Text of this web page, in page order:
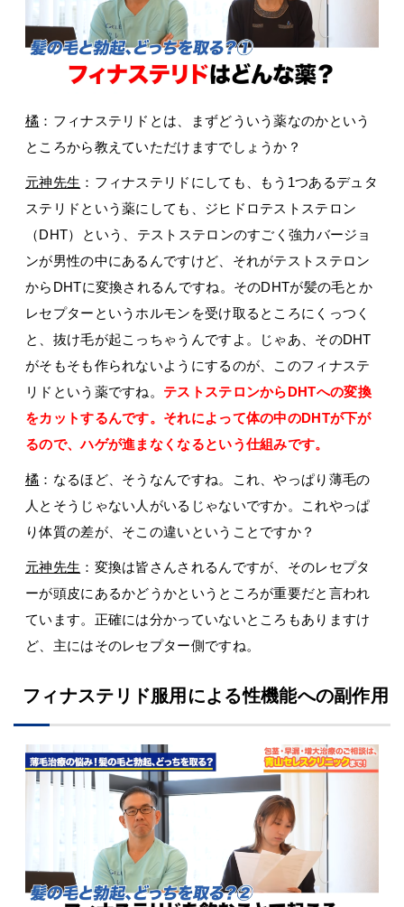
橘 ：フィナステリドとは、まずどういう薬なのかという
ところから教えていただけますでしょうか？
元神先生 ：フィナステリドにしても、もう1つあるデュタ
ステリドという薬にしても、ジヒドロテストステロン
（DHT）という、テストステロンのすごく強力バージョ
ンが男性の中にあるんですけど、それがテストステロン
からDHTに変換されるんですね。そのDHTが髪の毛とか
レセプターというホルモンを受け取るところにくっつく
と、抜け毛が起こっちゃうんですよ。じゃあ、そのDHT
がそもそも作られないようにするのが、このフィナステ
リドという薬ですね。 テストステロンからDHTへの変換
をカットするんです。それによって体の中のDHTが下が
るので、ハゲが進まなくなるという仕組みです。
橘 ：なるほど、そうなんですね。これ、やっぱり薄毛の
人とそうじゃない人がいるじゃないですか。これやっぱ
り体質の差が、そこの違いということですか？
元神先生 ：変換は皆さんされるんですが、そのレセプタ
ーが頭皮にあるかどうかというところが重要だと言われ
ています。正確には分かっていないところもありますけ
ど、主にはそのレセプター側ですね。
フィナステリド服用による性機能への副作用